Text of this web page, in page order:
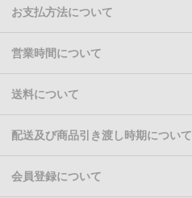
お支払方法について
営業時間について
送料について
配送及び商品引き渡し時期について
会員登録について